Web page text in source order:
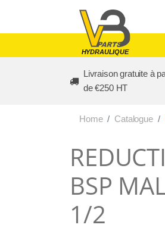
HYDRAULIQUE
Livraison gratuite à
de €250 HT
Home Catalogue
BSP
1/2